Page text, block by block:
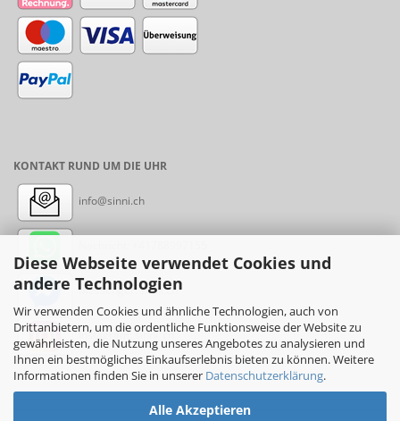
Diese Webseite verwendet Cookies und
andere Technologien
Wir verwenden Cookies und ähnliche Technologien, auch von
Drittanbietern, um die ordentliche Funktionsweise der Website zu
gewährleisten, die Nutzung unseres Angebotes zu analysieren und
Ihnen ein bestmögliches Einkaufserlebnis bieten zu können. Weitere
Informationen finden Sie in unserer Datenschutzerklärung.
Alle Akzeptieren
KONTAKT RUND UM DIE UHR
info@sinni.ch
Messenger: sinni.ch
Instagram: sinni_ch